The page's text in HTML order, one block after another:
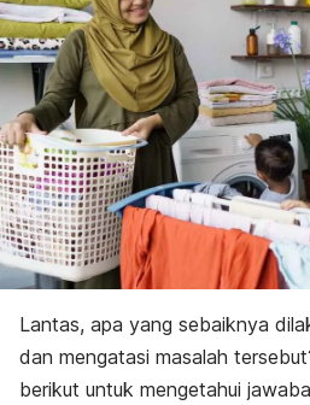
Lantas, apa yang sebaiknya
dan mengatasi masalah
berikut untuk mengetahui